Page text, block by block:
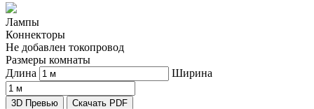
Лампы
Коннекторы
Не добавлен токопровод
Размеры комнаты
Длина
Ширина
3D Превью Скачать PDF